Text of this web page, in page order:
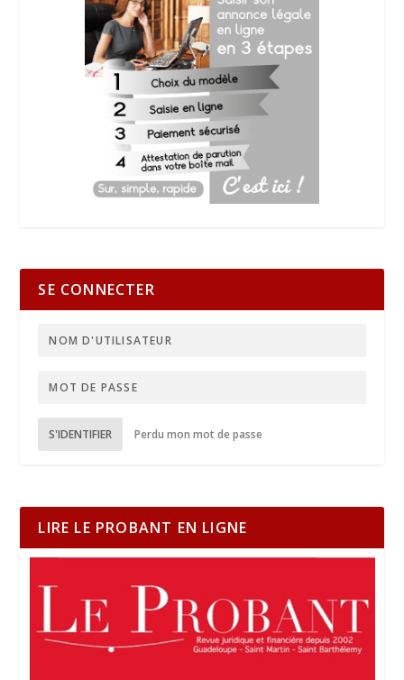
SE CONNECTER
S'IDENTIFIER Perdu mon mot de passe
LIRE LE PROBANT EN LIGNE